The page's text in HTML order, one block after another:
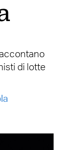
di lotte